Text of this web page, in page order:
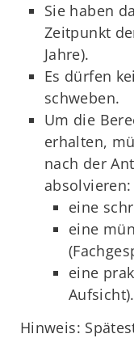
Sie haben
Zeitpunkt
Jahre).
Es dürfen
schweben.
Um die
erhalten,
nach der
absolvieren:
eine
eine
eine
Aufsicht).
Hinweis: